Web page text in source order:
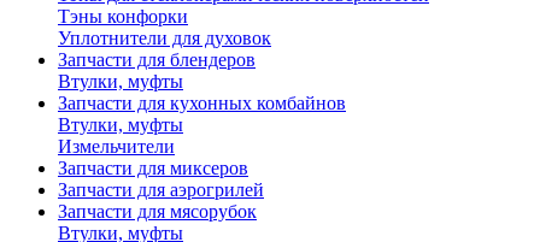
Тэны конфорки
Уплотнители для духовок
Запчасти для блендеров
Втулки, муфты
Запчасти для кухонных комбайнов
Втулки, муфты
Измельчители
Запчасти для миксеров
Запчасти для аэрогрилей
Запчасти для мясорубок
Втулки, муфты